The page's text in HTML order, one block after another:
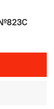
№823С